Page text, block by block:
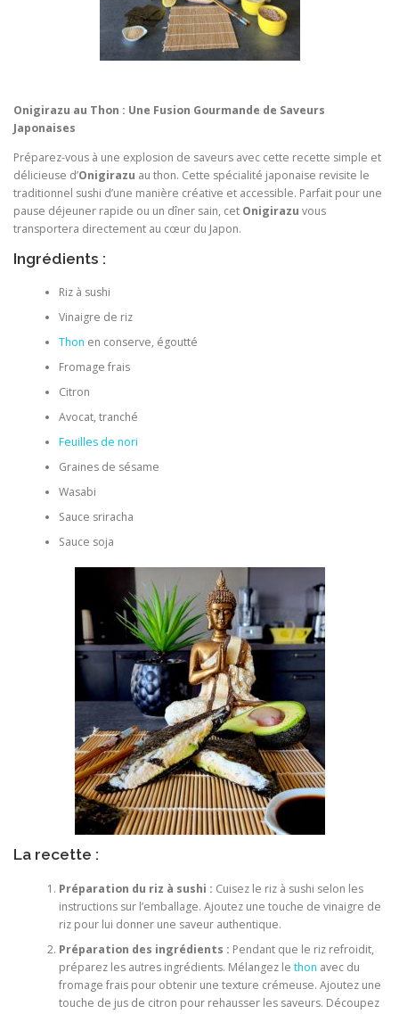
Onigirazu au Thon : Une Fusion Gourmande de Saveurs
Japonaises
Préparez-vous à une explosion de saveurs avec cette recette simple et
délicieuse d’Onigirazu au thon. Cette spécialité japonaise revisite le
traditionnel sushi d’une manière créative et accessible. Parfait pour une
pause déjeuner rapide ou un dîner sain, cet Onigirazu vous
transportera directement au cœur du Japon.
Ingrédients :
Riz à sushi
Vinaigre de riz
Thon en conserve, égoutté
Fromage frais
Citron
Avocat, tranché
Feuilles de nori
Graines de sésame
Wasabi
Sauce sriracha
Sauce soja
La recette :
Préparation du riz à sushi : Cuisez le riz à sushi selon les
instructions sur l’emballage. Ajoutez une touche de vinaigre de
riz pour lui donner une saveur authentique.
Préparation des ingrédients : Pendant que le riz refroidit,
préparez les autres ingrédients. Mélangez le thon avec du
fromage frais pour obtenir une texture crémeuse. Ajoutez une
touche de jus de citron pour rehausser les saveurs. Découpez